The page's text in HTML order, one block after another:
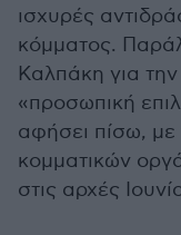
ισχυρές
κόμματος.
Καλπάκη για
«προσωπική
αφήσει πίσω, με
κομματικών
στις αρχές